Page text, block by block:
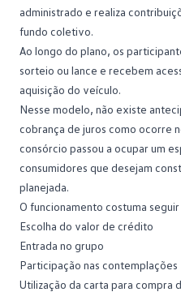
administrado e realiza
fundo coletivo.
Ao longo do plano, os
sorteio ou lance e recebem
aquisição do veículo.
Nesse modelo, não existe
cobrança de juros como ocorre
consórcio passou a ocupar um
consumidores que desejam
planejada.
O funcionamento costuma
Escolha do valor de crédito
Entrada no grupo
Participação nas contemplações
Utilização da carta para compra